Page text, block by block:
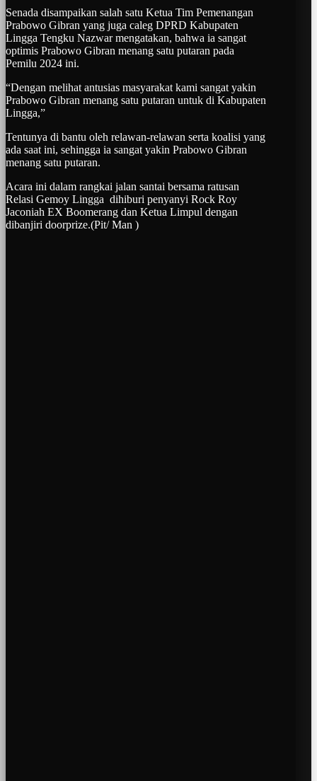
Senada disampaikan salah satu Ketua Tim Pemenangan
Prabowo Gibran yang juga caleg DPRD Kabupaten
Lingga Tengku Nazwar mengatakan, bahwa ia sangat
optimis Prabowo Gibran menang satu putaran pada
Pemilu 2024 ini.
“Dengan melihat antusias masyarakat kami sangat yakin
Prabowo Gibran menang satu putaran untuk di Kabupaten
Lingga,”
Tentunya di bantu oleh relawan-relawan serta koalisi yang
ada saat ini, sehingga ia sangat yakin Prabowo Gibran
menang satu putaran.
Acara ini dalam rangkai jalan santai bersama ratusan
Relasi Gemoy Lingga dihiburi penyanyi Rock Roy
Jaconiah EX Boomerang dan Ketua Limpul dengan
dibanjiri doorprize.(Pit/ Man )